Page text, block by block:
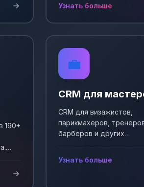
Узнать больше
190+
💼
CRM для
CRM для визажистов,
парикмахеров,
барберов и других
Узнать больше